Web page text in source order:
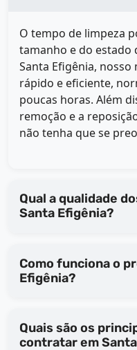
O tempo de limpeza
tamanho e do estado
Santa Efigênia,
rápido e eficiente,
poucas horas. Além
remoção e a
não tenha que se
Qual a qualidade dos
Santa Efigênia?
Como funciona o
Efigênia?
Quais são os
contratar em